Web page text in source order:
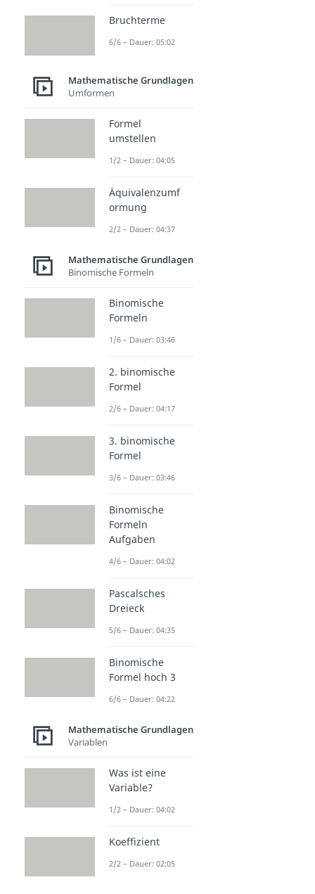
Bruchterme
6/6 – Dauer: 05:02
Mathematische Grundlagen
Umformen
Formel
umstellen
1/2 – Dauer: 04:05
Äquivalenzumf
ormung
2/2 – Dauer: 04:37
Mathematische Grundlagen
Binomische Formeln
Binomische
Formeln
1/6 – Dauer: 03:46
2. binomische
Formel
2/6 – Dauer: 04:17
3. binomische
Formel
3/6 – Dauer: 03:46
Binomische
Formeln
Aufgaben
4/6 – Dauer: 04:02
Pascalsches
Dreieck
5/6 – Dauer: 04:35
Binomische
Formel hoch 3
6/6 – Dauer: 04:22
Mathematische Grundlagen
Variablen
Was ist eine
Variable?
1/2 – Dauer: 04:02
Koeffizient
2/2 – Dauer: 02:05